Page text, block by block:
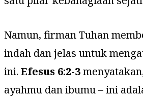
Namun, firman Tuhan
indah dan jelas untuk
ini. Efesus 6:2-3
ayahmu dan ibumu – ini